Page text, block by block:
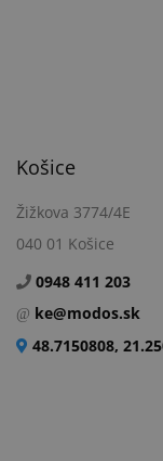
Košice
Žižkova 3774/4E
040 01 Košice
0948 411 203
ke@modos.sk
48.7150808,